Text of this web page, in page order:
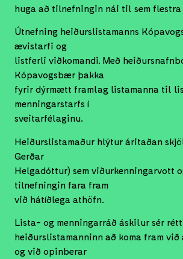
huga að tilnefningin nái til sem
Útnefning heiðurslistamanns
ævistarfi og
listferli viðkomandi. Með
Kópavogsbær þakka
fyrir dýrmætt framlag listamanna til
menningarstarfs í
sveitarfélaginu.
Heiðurslistamaður hlýtur áritaðan
Gerðar
Helgadóttur) sem viðurkenningarvott
tilnefningin fara fram
við hátíðlega athöfn.
Lista- og menningarráð áskilur sér
heiðurslistamanninn að koma fram
og við opinberar